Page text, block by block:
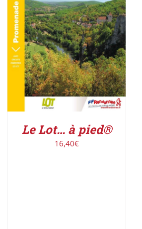
AJOUTER AU PANIER
/
DÉTAILS
Le Lot… à pied®
16,40€